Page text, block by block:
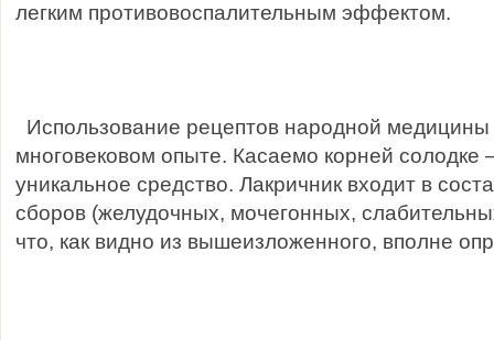
легким противовоспалительным эффектом.
Использование рецептов народной
многовековом опыте. Касаемо корней солодке
уникальное средство. Лакричник входит в
сборов (желудочных, мочегонных,
что, как видно из вышеизложенного, вполне